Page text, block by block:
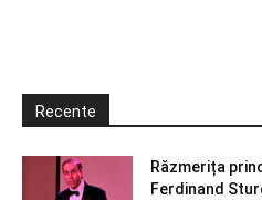
Recente
Răzmerița
Ferdinand